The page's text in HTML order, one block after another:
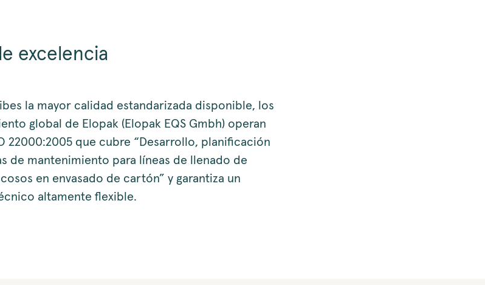
excelencia
la mayor calidad estandarizada disponible, los
global de Elopak (Elopak EQS Gmbh) operan
22000:2005 que cubre “Desarrollo, planificación
de mantenimiento para líneas de llenado de
en envasado de cartón” y garantiza un
altamente flexible.